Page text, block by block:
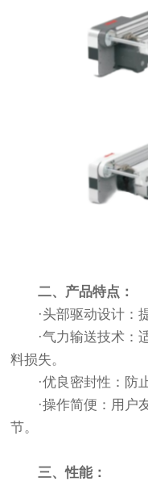
二、产品特点：
·头部驱动设计：
·气力输送技术：
料损失。
·优良密封性：防
·操作简便：用户
节。
三、性能：